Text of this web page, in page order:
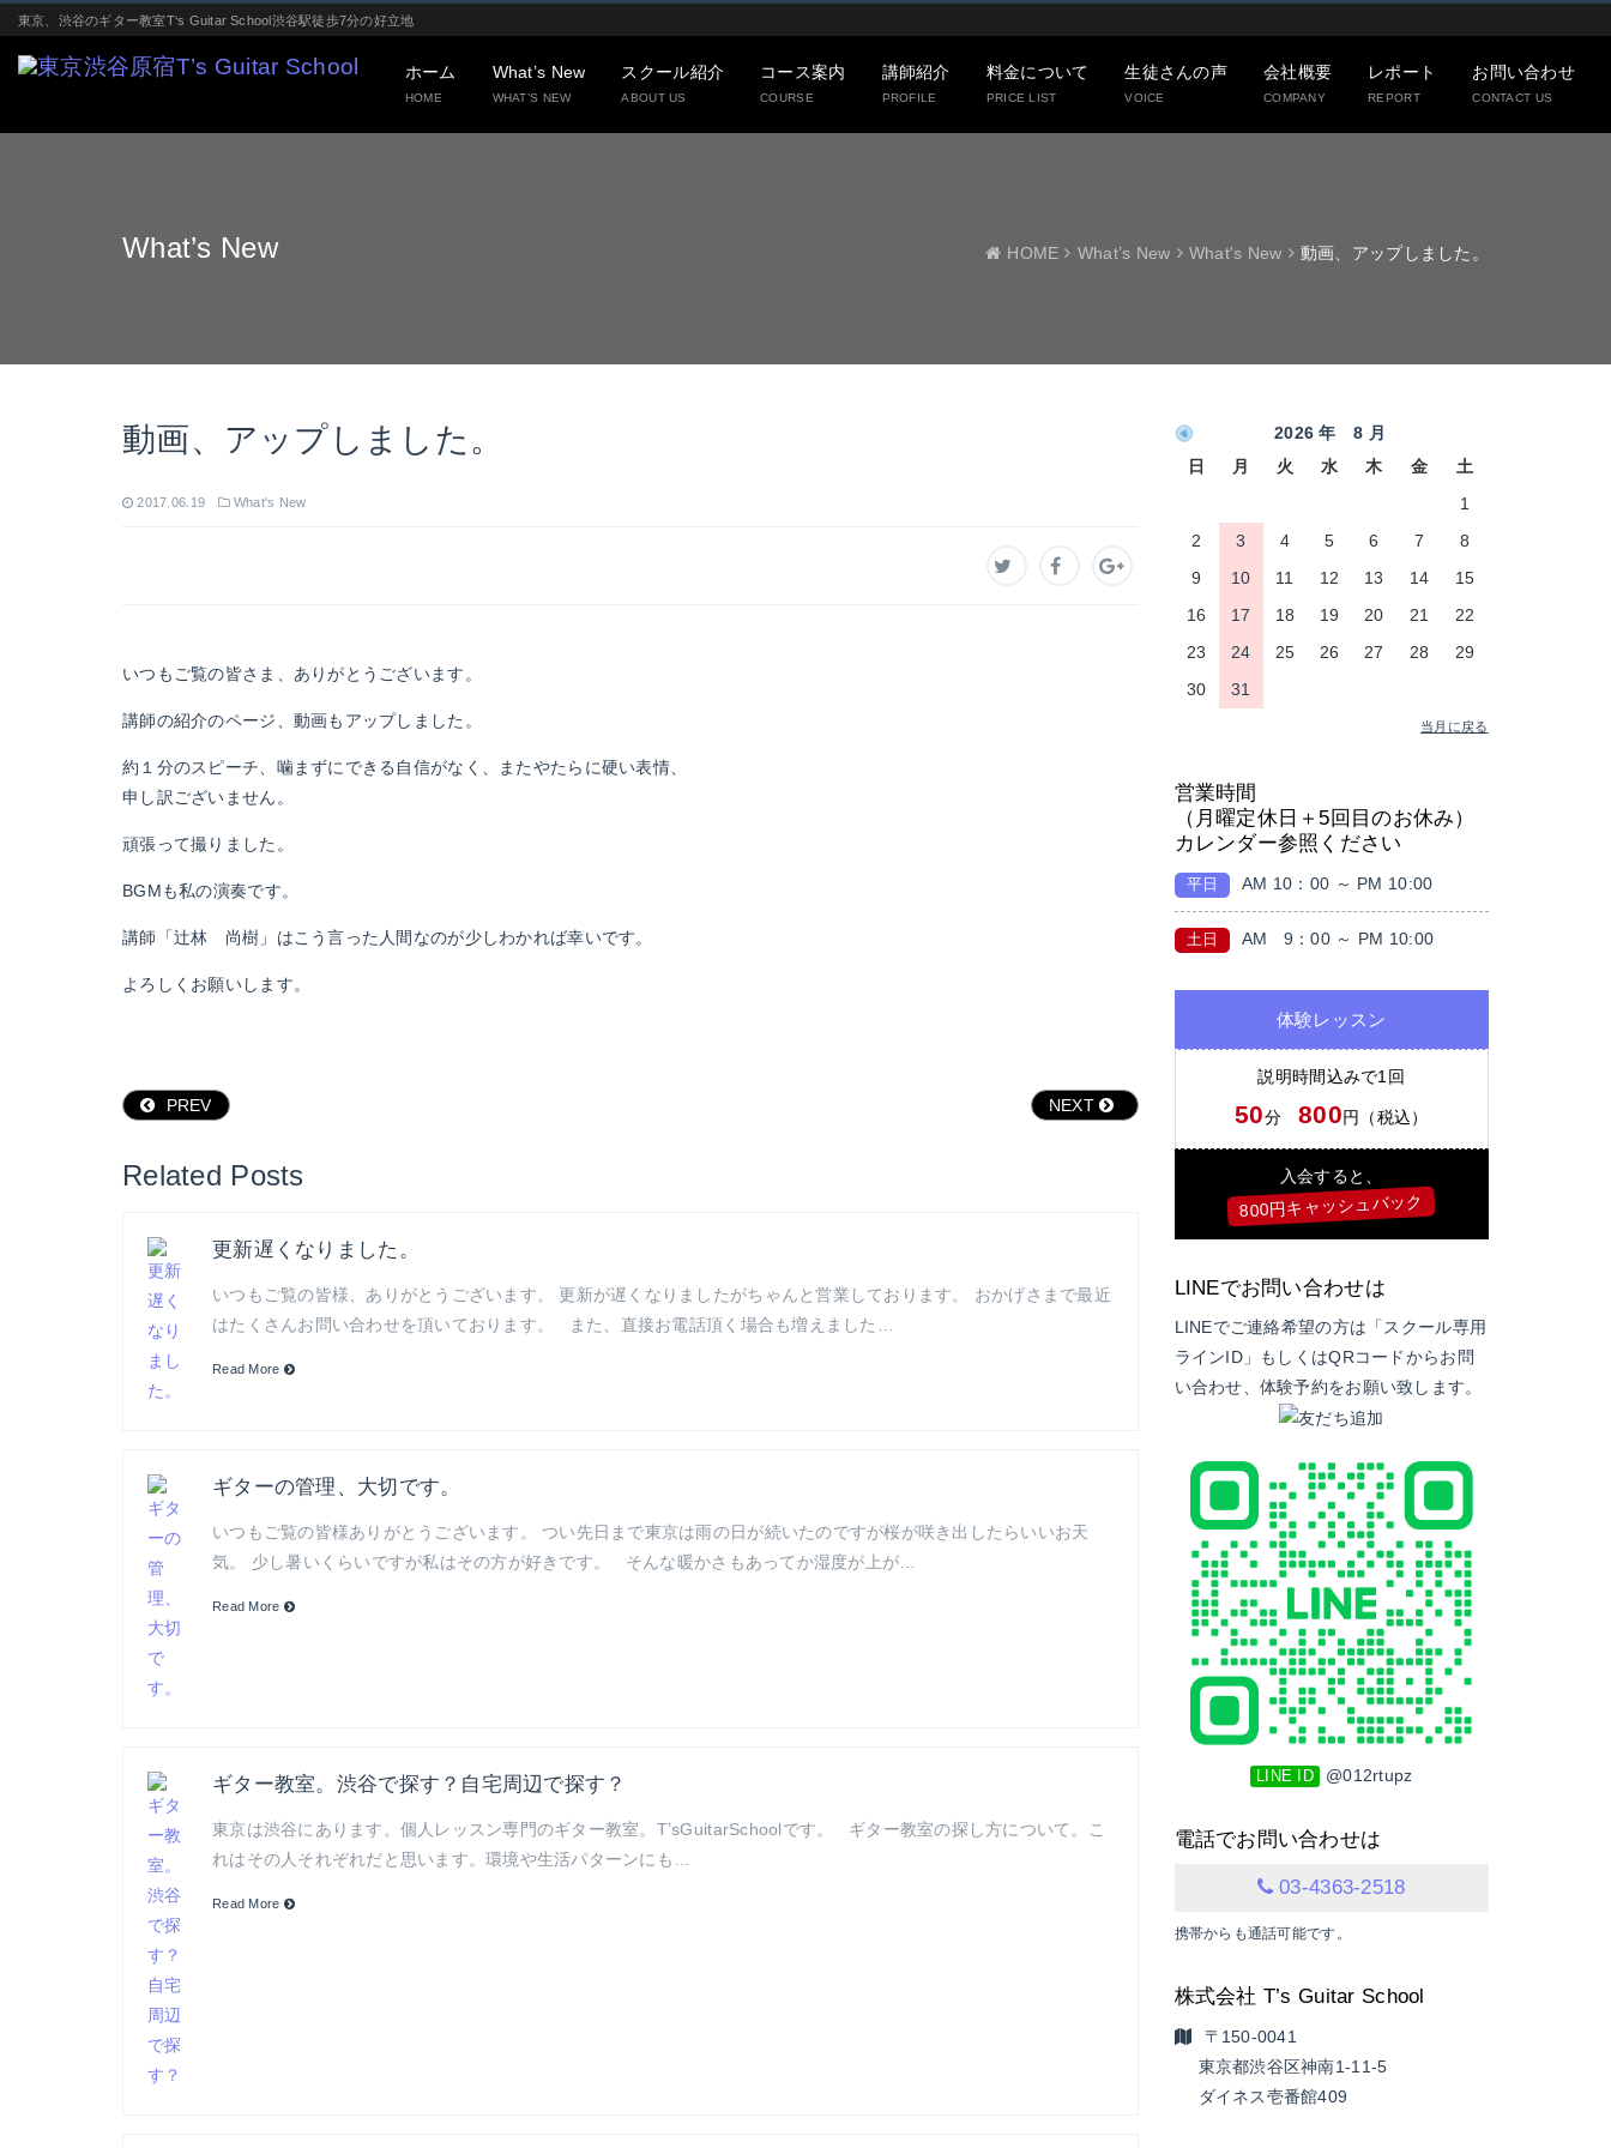
東京、渋谷のギター教室T‘s Guitar School渋谷駅徒歩7分の好立地
ホーム
HOME
What’s New
WHAT’S NEW
スクール紹介
ABOUT US
コース案内
COURSE
講師紹介
PROFILE
料金について
PRICE LIST
生徒さんの声
VOICE
会社概要
COMPANY
レポート
REPORT
お問い合わせ
CONTACT US
What’s New HOME What’s New What's New 動画、アップしました。
動画、アップしました。
2017.06.19 What's New
いつもご覧の皆さま、ありがとうございます。
講師の紹介のページ、動画もアップしました。
約１分のスピーチ、噛まずにできる自信がなく、またやたらに硬い表情、
申し訳ございません。
頑張って撮りました。
BGMも私の演奏です。
講師「辻林 尚樹」はこう言った人間なのが少しわかれば幸いです。
よろしくお願いします。
PREV NEXT
Related Posts
更新遅くなりました。
いつもご覧の皆様、ありがとうございます。 更新が遅くなりましたがちゃんと営業しております。 おかげさまで最近
はたくさんお問い合わせを頂いております。 また、直接お電話頂く場合も増えました…
Read More
ギターの管理、大切です。
いつもご覧の皆様ありがとうございます。 つい先日まで東京は雨の日が続いたのですが桜が咲き出したらいいお天
気。 少し暑いくらいですが私はその方が好きです。 そんな暖かさもあってか湿度が上が…
Read More
ギター教室。渋谷で探す？自宅周辺で探す？
東京は渋谷にあります。個人レッスン専門のギター教室。T’sGuitarSchoolです。 ギター教室の探し方について。こ
れはその人それぞれだと思います。環境や生活パターンにも…
Read More
2026 年 8 月
日
月 火 水 木 金
土
1
2
3 4 5 6 7
8
9
10 11 12 13 14
15
16
17 18 19 20 21
22
23
24 25 26 27 28
29
30
31
当月に戻る
営業時間
（月曜定休日＋5回目のお休み）
カレンダー参照ください
平日 AM 10：00 ～ PM 10:00
土日 AM 9：00 ～ PM 10:00
体験レッスン
説明時間込みで1回
50分800円（税込）
入会すると、
800円キャッシュバック
LINEでお問い合わせは
LINEでご連絡希望の方は「スクール専用
ラインID」もしくはQRコードからお問
い合わせ、体験予約をお願い致します。
LINE ID @012rtupz
電話でお問い合わせは
03-4363-2518
携帯からも通話可能です。
株式会社 T’s Guitar School
〒150-0041
東京都渋谷区神南1-11-5
ダイネス壱番館409